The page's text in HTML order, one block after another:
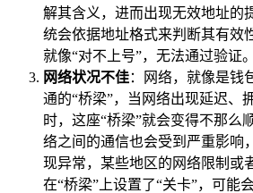
解其含义，进而出现无效地址的
统会依据地址格式来判断其有效
就像“对不上号”，无法通过验证。
网络状况不佳：网络，就像是钱
通的“桥梁”，当网络出现延迟、
时，这座“桥梁”就会变得不那么
络之间的通信也会受到严重影响
现异常，某些地区的网络限制或
在“桥梁”上设置了“关卡”，可能